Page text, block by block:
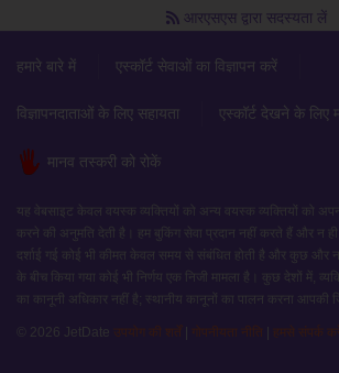
आरएसएस द्वारा सदस्यता लें
हमारे बारे में एस्कॉर्ट सेवाओं का विज्ञापन करें
विज्ञापनदाताओं के लिए सहायता एस्कॉर्ट देखने के लिए
मानव तस्करी को रोकें
यह वेबसाइट केवल वयस्क व्यक्तियों को अन्य वयस्क व्यक्तियों को
करने की अनुमति देती है। हम बुकिंग सेवा प्रदान नहीं करते हैं और न ही
दर्शाई गई कोई भी कीमत केवल समय से संबंधित होती है और कुछ और
के बीच किया गया कोई भी निर्णय एक निजी मामला है। कुछ देशों में,
का कानूनी अधिकार नहीं है; स्थानीय कानूनों का पालन करना आपकी
© 2026 JetDate उपयोग की शर्तें गोपनीयता नीति हमसे संपर्क करें